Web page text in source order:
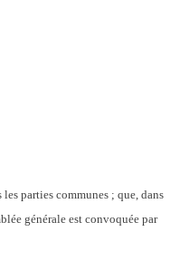
parties communes ; que, dans
générale est convoquée par